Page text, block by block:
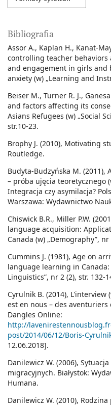
Bibliografia
Assor A., Kaplan H., Kanat-
controlling teacher
and engagement in girls and
anxiety (w) „Learning and
Beiser M., Turner R. J.,
and factors affecting its
Asians Refugees (w) „Social
str.10-23.
Brophy J. (2010), Motivating
Routledge.
Budyta-Budzyńska M.
– próba ujęcia teoretycznego
Integracja czy asymilacja?
Warszawa: Wydawnictwo
Chiswick B.R., Miller P.W.
language acquisition:
Canada (w) „Demography”,
Cummins J. (1981), Age on
language learning in
Linguistics”, nr 2 (2), str. 132-
Cyrulnik B. (2014), L'interview
est en nous – des aventuriers
Dangles Online:
http://
post/2014/06/12/Boris-
12.06.2018].
Danilewicz W. (2006),
migracyjnych. Białystok:
Humana.
Danilewicz W. (2010),